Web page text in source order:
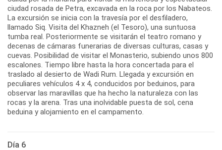
ciudad rosada de Petra, excavada en la roca por los Nabateos.
La excursión se inicia con la travesía por el desfiladero,
llamado Siq. Visita del Khazneh (el Tesoro), una suntuosa
tumba real. Posteriormente se visitarán el teatro romano y
decenas de cámaras funerarias de diversas culturas, casas y
cuevas. Posibilidad de visitar el Monasterio, subiendo unos 800
escalones. Tiempo libre hasta la hora concertada para el
traslado al desierto de Wadi Rum. Llegada y excursión en
peculiares vehículos 4 x 4, conducidos por beduinos, para
observar las maravillas que ha hecho la naturaleza con las
rocas y la arena. Tras una inolvidable puesta de sol, cena
beduina y alojamiento en el campamento.
Día 6